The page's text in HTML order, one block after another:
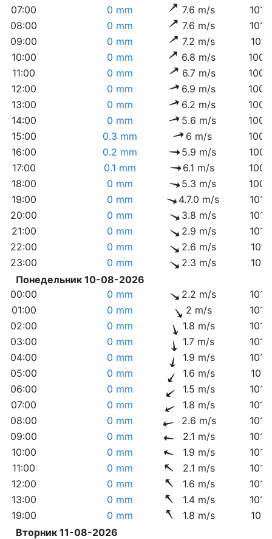
07:00
0 mm 7.6 m/s
08:00
0 mm 7.6 m/s
09:00
0 mm 7.2 m/s
10:00
0 mm 6.8 m/s
11:00
0 mm 6.7 m/s
12:00
0 mm 6.9 m/s
13:00
0 mm 6.2 m/s
14:00
0 mm 5.6 m/s
15:00
0.3 mm 6 m/s
16:00
0.2 mm 5.9 m/s
17:00
0.1 mm 6.1 m/s
18:00
0 mm 5.3 m/s
19:00
0 mm 4.7.0 m/s
20:00
0 mm 3.8 m/s
21:00
0 mm 2.9 m/s
22:00
0 mm 2.6 m/s
23:00
0 mm 2.3 m/s
Понедельник 10-08-2026
00:00
0 mm 2.2 m/s
01:00
0 mm 2 m/s
02:00
0 mm 1.8 m/s
03:00
0 mm 1.7 m/s
04:00
0 mm 1.9 m/s
05:00
0 mm 1.6 m/s
06:00
0 mm 1.5 m/s
07:00
0 mm 1.8 m/s
08:00
0 mm 2.6 m/s
09:00
0 mm 2.1 m/s
10:00
0 mm 1.9 m/s
11:00
0 mm 2.1 m/s
12:00
0 mm 1.6 m/s
13:00
0 mm 1.4 m/s
19:00
0 mm 1.8 m/s
Вторник 11-08-2026